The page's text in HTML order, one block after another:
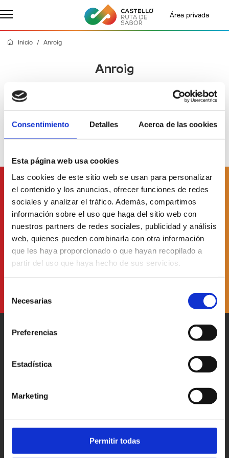
Consentimiento Detalles Acerca de las cookies
Esta página web usa cookies
Las cookies de este sitio web se usan para personalizar
el contenido y los anuncios, ofrecer funciones de redes
sociales y analizar el tráfico. Además, compartimos
información sobre el uso que haga del sitio web con
nuestros partners de redes sociales, publicidad y análisis
web, quienes pueden combinarla con otra información
que les haya proporcionado o que hayan recopilado a
partir del uso que haya hecho de sus servicios.
consentimiento
Necesarias
Preferencias
Estadística
Marketing
Permitir todas
Área privada
Inicio Anroig
Anroig
- Castelló Ruta de Sabor
Suscríbete anuestro boletín
He leído y aceptola Política de Protección de Datos
T. 964 35 96 00
castellorutadesabor@dipcas.es